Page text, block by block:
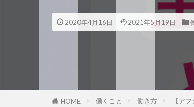
2020年4月16日 2021年5月19日
HOME 働くこと 働き方 【ア